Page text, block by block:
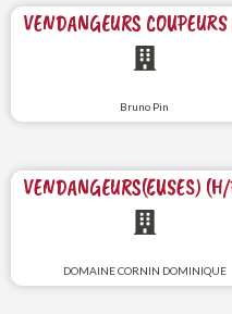
VENDANGEURS
Bruno Pin
VENDANGEURS(EUSES)
DOMAINE CORNIN DOMINIQUE